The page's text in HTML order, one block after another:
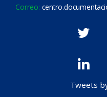
Correo:
Tweets